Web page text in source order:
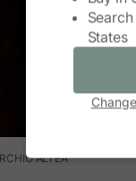
States
ALTEA